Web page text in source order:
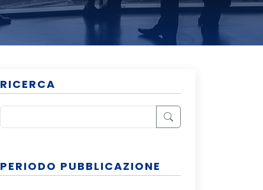
RICERCA
PERIODO PUBBLICAZIONE